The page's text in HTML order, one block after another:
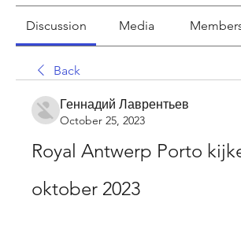
Discussion Media
Back
Геннадий Лаврентьев
October 25, 2023
Royal Antwerp Porto
oktober 2023